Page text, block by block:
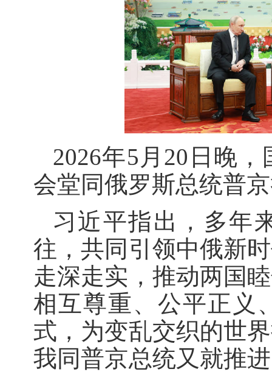
2026年5月20日晚
会堂同俄罗斯总统普
习近平指出，多年
往，共同引领中俄新
走深走实，推动两国
相互尊重、公平正义
式，为变乱交织的世
我同普京总统又就推